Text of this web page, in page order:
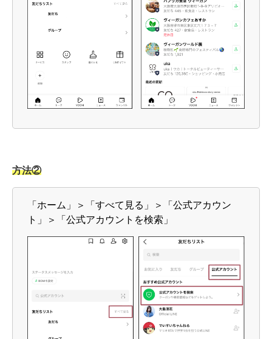
方法②
「ホーム」＞「すべて見る」＞「公式アカウン
ト」＞「公式アカウントを検索」